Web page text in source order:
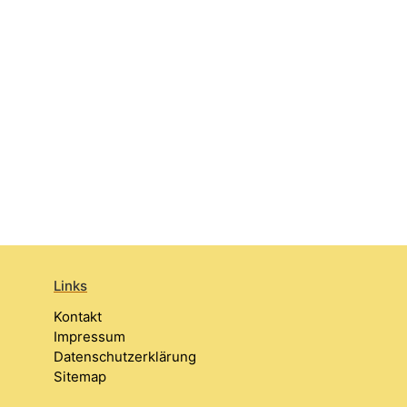
Links
Kontakt
Impressum
Datenschutzerklärung
Sitemap